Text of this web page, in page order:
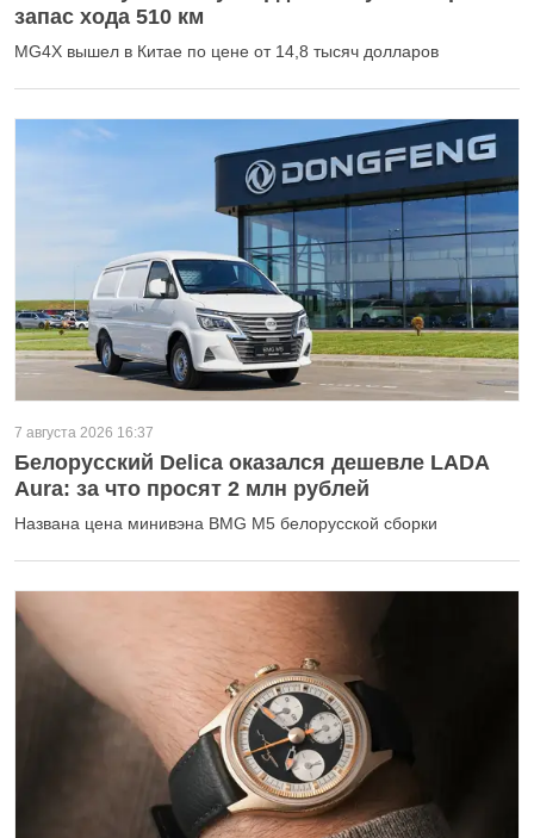
запас хода 510 км
MG4X вышел в Китае по цене от 14,8 тысяч долларов
7 августа 2026 16:37
Белорусский Delica оказался дешевле LADA
Aura: за что просят 2 млн рублей
Названа цена минивэна BMG M5 белорусской сборки